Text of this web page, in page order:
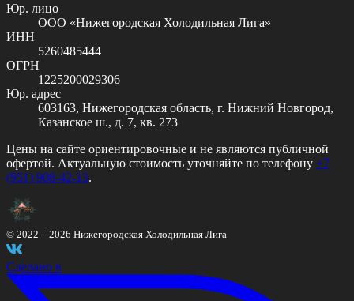
Юр. лицо
ООО «Нижегородская Холодильная Лига»
ИНН
5260485444
ОГРН
1225200029306
Юр. адрес
603163, Нижегородская область, г. Нижний Новгород,
Казанское ш., д. 7, кв. 273
Цены на сайте ориентировочные и не являются публичной
офертой. Актуальную стоимость уточняйте по телефону +7
(951) 908-42-13.
© 2022 – 2026 Нижегородская Холодильная Лига
Сделано в